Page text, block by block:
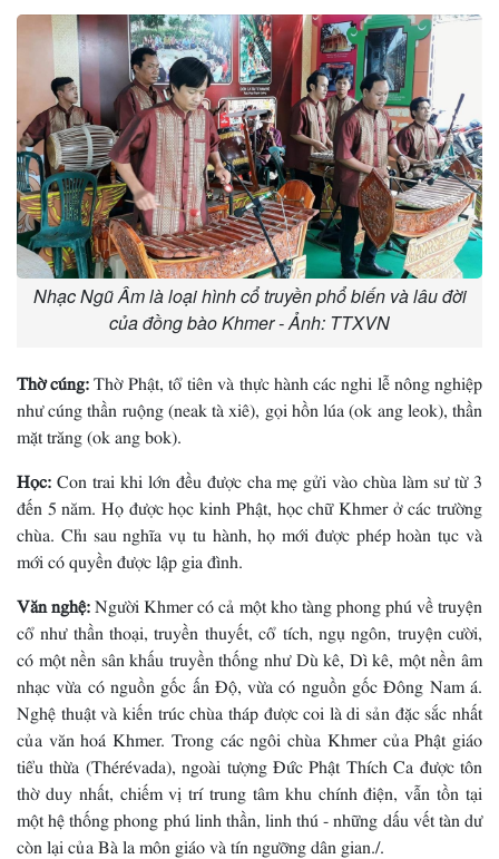
Nhạc Ngũ Âm là loại hình cổ truyền phổ biến và lâu đời
của đồng bào Khmer - Ảnh: TTXVN
Thờ cúng:Thờ Phật, tổ tiên và thực hành các nghi lễ nông nghiệp
như cúng thần ruộng (neak tà xiê), gọi hồn lúa (ok ang leok), thần
mặt trăng (ok ang bok).
Học:Con trai khi lớn đều được cha mẹ gửi vào chùa làm sư từ 3
đến 5 năm. Họ được học kinh Phật, học chữ Khmer ở các trường
chùa. Chỉ sau nghĩa vụ tu hành, họ mới được phép hoàn tục và
mới có quyền được lập gia đình.
Văn nghệ:Người Khmer có cả một kho tàng phong phú về truyện
cổ như thần thoại, truyền thuyết, cổ tích, ngụ ngôn, truyện cười,
có một nền sân khấu truyền thống như Dù kê, Dì kê, một nền âm
nhạc vừa có nguồn gốc ấn Ðộ, vừa có nguồn gốc Ðông Nam á.
Nghệ thuật và kiến trúc chùa tháp được coi là di sản đặc sắc nhất
của văn hoá Khmer. Trong các ngôi chùa Khmer của Phật giáo
tiểu thừa (Thérévada), ngoài tượng Ðức Phật Thích Ca được tôn
thờ duy nhất, chiếm vị trí trung tâm khu chính điện, vẫn tồn tại
một hệ thống phong phú linh thần, linh thú - những dấu vết tàn dư
còn lại của Bà la môn giáo và tín ngưỡng dân gian./.